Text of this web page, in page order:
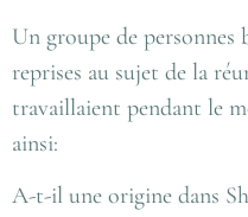
Un groupe de personnes
reprises au sujet de la
travaillaient pendant le
ainsi:
A-t-il une origine dans